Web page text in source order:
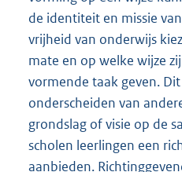
de identiteit en missie
vrijheid van onderwijs
mate en op welke wijze
vormende taak geven.
onderscheiden van
grondslag of visie op de
scholen leerlingen een
aanbieden.